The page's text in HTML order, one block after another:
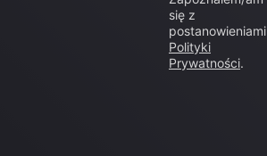
się z
postanowieniami
Polityki
Prywatności.